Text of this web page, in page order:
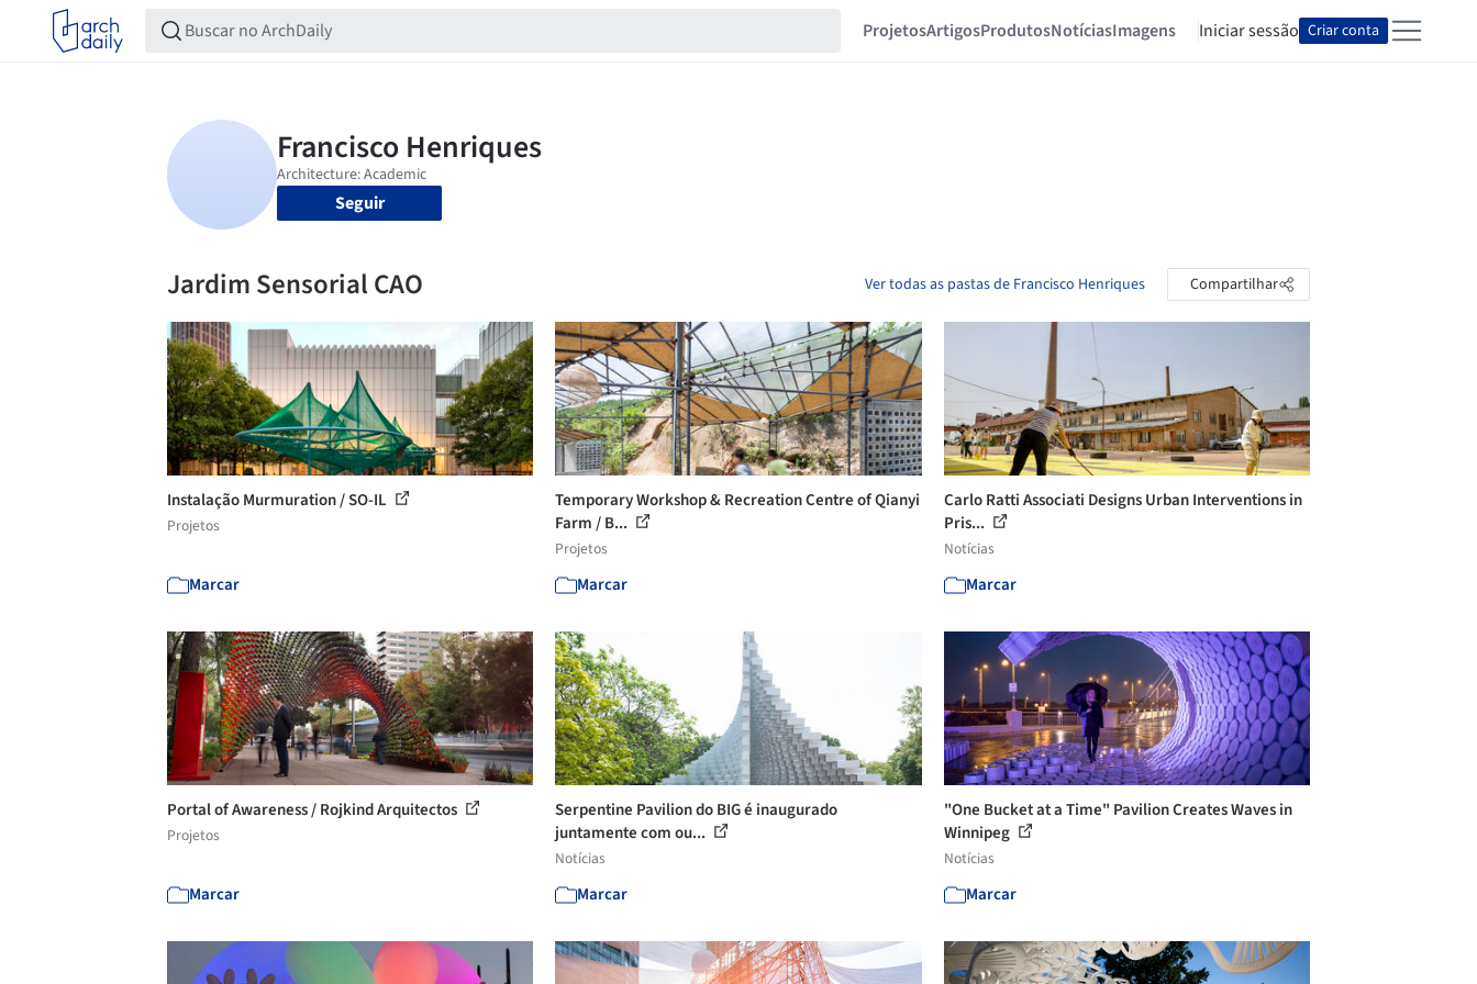
ProjetosArtigosProdutosNotíciasImagens Iniciar sessão Criar conta
Seguir
Jardim Sensorial CAO Ver todas as pastas de Francisco Henriques Compartilhar
Instalação Murmuration / SO-IL
Projetos
Marcar
Temporary Workshop & Recreation Centre of Qianyi
Farm / B...
Projetos
Marcar
Carlo Ratti Associati Designs Urban Interventions in
Pris...
Notícias
Marcar
Portal of Awareness / Rojkind Arquitectos
Projetos
Marcar
Serpentine Pavilion do BIG é inaugurado
juntamente com ou...
Notícias
Marcar
"One Bucket at a Time" Pavilion Creates Waves in
Winnipeg
Notícias
Marcar